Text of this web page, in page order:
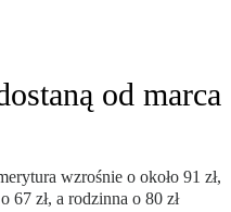
od marca
wzrośnie o około 91 zł,
67 zł, a rodzinna o 80 zł